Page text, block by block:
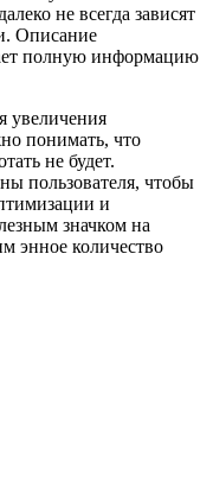
не всегда зависят
Описание
полную информацию
увеличения
понимать, что
не будет.
пользователя, чтобы
и
значком на
энное количество